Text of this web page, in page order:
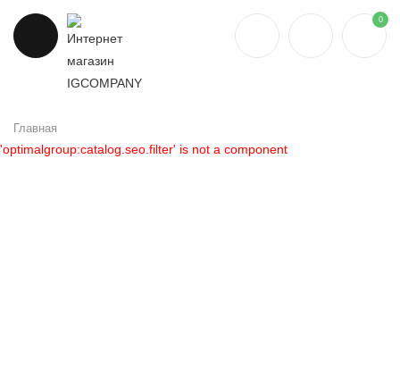
0
Главная
'optimalgroup:catalog.seo.filter' is not a component